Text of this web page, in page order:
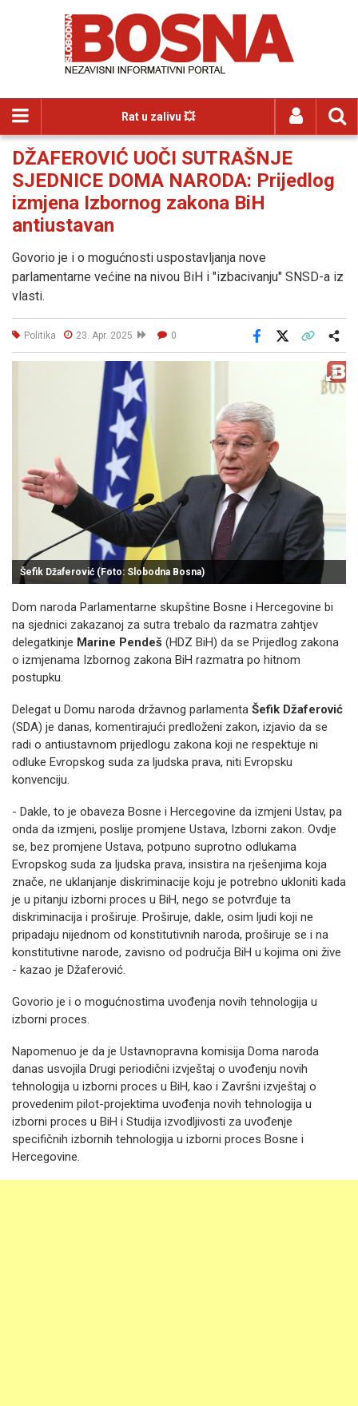
Rat u zalivu 💥
DŽAFEROVIĆ UOČI SUTRAŠNJE
SJEDNICE DOMA NARODA: Prijedlog
izmjena Izbornog zakona BiH
antiustavan
Govorio je i o mogućnosti uspostavljanja nove
parlamentarne većine na nivou BiH i "izbacivanju" SNSD-a iz
vlasti.
Politika 23. Apr. 2025 0
Facebook
Šefik Džaferović (Foto: Slobodna Bosna)
Dom naroda Parlamentarne skupštine Bosne i Hercegovine bi
na sjednici zakazanoj za sutra trebalo da razmatra zahtjev
delegatkinjе Marinе Pendeš (HDZ BiH) da se Prijedlog zakona
o izmjenama Izbornog zakona BiH razmatra po hitnom
postupku.
Delegat u Domu naroda državnog parlamenta Šefik Džaferović
(SDA) je danas, komentirajući predloženi zakon, izjavio da se
radi o antiustavnom prijedlogu zakona koji ne respektuje ni
odluke Evropskog suda za ljudska prava, niti Evropsku
konvenciju.
- Dakle, to je obaveza Bosne i Hercegovine da izmjeni Ustav, pa
onda da izmjeni, poslije promjene Ustava, Izborni zakon. Ovdje
se, bez promjene Ustava, potpuno suprotno odlukama
Evropskog suda za ljudska prava, insistira na rješenjima koja
znače, ne uklanjanje diskriminacije koju je potrebno ukloniti kada
je u pitanju izborni proces u BiH, nego se potvrđuje ta
diskriminacija i proširuje. Proširuje, dakle, osim ljudi koji ne
pripadaju nijednom od konstitutivnih naroda, proširuje se i na
konstitutivne narode, zavisno od područja BiH u kojima oni žive
- kazao je Džaferović.
Govorio je i o mogućnostima uvođenja novih tehnologija u
izborni proces.
Napomenuo je da je Ustavnopravna komisija Doma naroda
danas usvojila Drugi periodični izvještaj o uvođenju novih
tehnologija u izborni proces u BiH, kao i Završni izvještaj o
provedenim pilot-projektima uvođenja novih tehnologija u
izborni proces u BiH i Studija izvodljivosti za uvođenje
specifičnih izbornih tehnologija u izborni proces Bosne i
Hercegovine.